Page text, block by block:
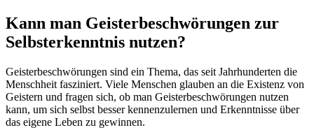
Kann man Geisterbeschwörungen zur
Selbsterkenntnis nutzen?
Geisterbeschwörungen sind ⁤ein Thema, das seit ⁤Jahrhunderten die
Menschheit fasziniert.‍ Viele​ Menschen glauben ​an die ​Existenz von
Geistern und fragen sich, ob man Geisterbeschwörungen nutzen
kann, um sich selbst besser kennenzulernen und Erkenntnisse ⁢über
das eigene‌ Leben ‌zu gewinnen.